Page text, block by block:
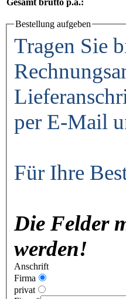
Gesamt brutto p.a.:
Bestellung aufgeben
Tragen Sie
per E-Mail
Für Ihre
Die Felder
werden!
Anschrift
Firma
privat